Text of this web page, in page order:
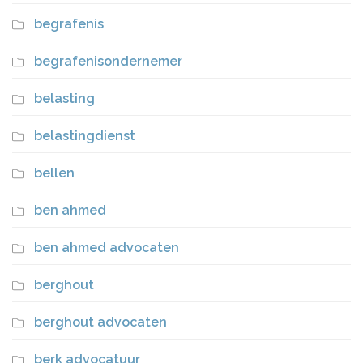
begrafenis
begrafenisondernemer
belasting
belastingdienst
bellen
ben ahmed
ben ahmed advocaten
berghout
berghout advocaten
berk advocatuur